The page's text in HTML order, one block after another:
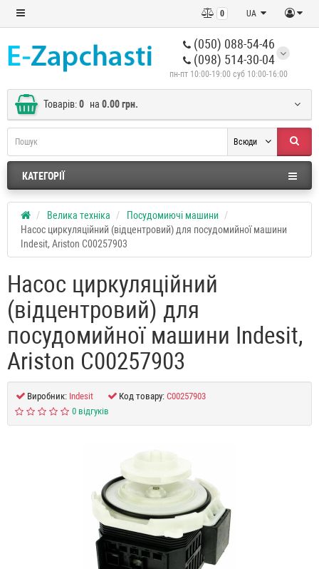
UA
0
(050) 088-54-46
(098) 514-30-04
пн-пт 10:00-19:00 суб 10:00-16:00
Товарів:0 на 0.00 грн.
Всюди
КАТЕГОРІЇ
Велика техніка
Посудомиючі машини
Насос циркуляційний (відцентровий) для посудомийної машини
Indesit, Ariston C00257903
Насос циркуляційний
(відцентровий) для
посудомийної машини Indesit,
Ariston C00257903
Виробник: Indesit Код товару: C00257903
0 відгуків